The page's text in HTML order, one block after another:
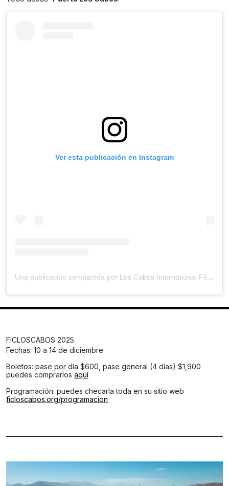
Ver esta publicación en Instagram
Una publicación compartida por Los Cabos International Film Festival (@loscabosiff)
FICLOSCABOS 2025
Fechas: 10 a 14 de diciembre
Boletos: pase por día $600, pase general (4 días) $1,900
puedes comprarlos aquí
Programación: puedes checarla toda en su sitio web
ficloscabos.org/programacion